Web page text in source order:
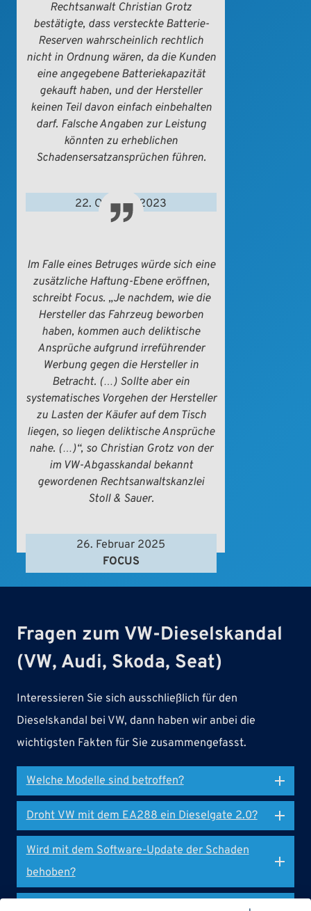
Rechtsanwalt Christian Grotz
bestätigte, dass versteckte Batterie-
Reserven wahrscheinlich rechtlich
nicht in Ordnung wären, da die Kunden
eine angegebene Batteriekapazität
gekauft haben, und der Hersteller
keinen Teil davon einfach einbehalten
darf. Falsche Angaben zur Leistung
könnten zu erheblichen
Schadensersatzansprüchen führen.
22. Oktober 2023
BILD.DE
Im Falle eines Betruges würde sich eine
zusätzliche Haftung-Ebene eröffnen,
schreibt Focus. „Je nachdem, wie die
Hersteller das Fahrzeug beworben
haben, kommen auch deliktische
Ansprüche aufgrund irreführender
Werbung gegen die Hersteller in
Betracht. (…) Sollte aber ein
systematisches Vorgehen der Hersteller
zu Lasten der Käufer auf dem Tisch
liegen, so liegen deliktische Ansprüche
nahe. (…)“, so Christian Grotz von der
im VW-Abgasskandal bekannt
gewordenen Rechtsanwaltskanzlei
Stoll & Sauer.
26. Februar 2025
FOCUS
Fragen zum VW-Dieselskandal
(VW, Audi, Skoda, Seat)
Interessieren Sie sich ausschließlich für den
Dieselskandal bei VW, dann haben wir anbei die
wichtigsten Fakten für Sie zusammengefasst.
Welche Modelle sind betroffen?
Droht VW mit dem EA288 ein Dieselgate 2.0?
Wird mit dem Software-Update der Schaden
behoben?
Was ist mit Porsche? Gehören die nicht auch zu